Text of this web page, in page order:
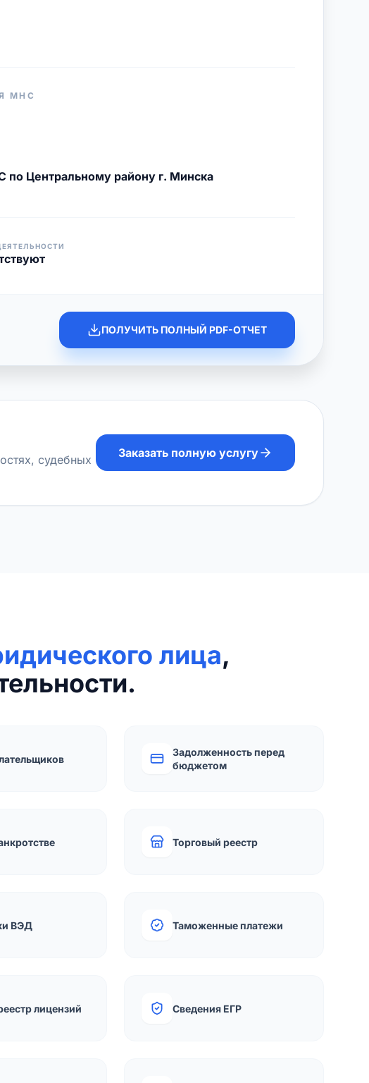
МНС
по Центральному району г. Минска
ПОЛУЧИТЬ ПОЛНЫЙ PDF-ОТЧЕТ
судебных
Заказать полную услугу
лица,
Задолженность перед
бюджетом
Торговый реестр
ВЭД Таможенные платежи
лицензий Сведения ЕГР